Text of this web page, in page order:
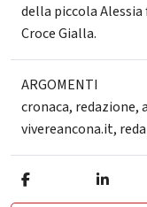
della piccola
Croce Gialla.
ARGOMENTI
cronaca, redazione,
vivereancona.it,